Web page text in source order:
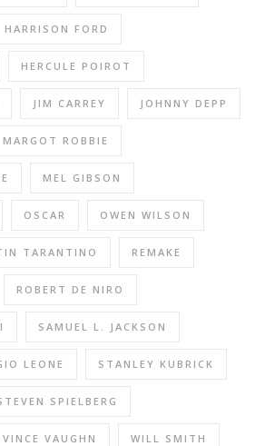
HARRISON FORD
HERCULE POIROT
JIM CARREY JOHNNY DEPP
MARGOT ROBBIE
MEL GIBSON
OSCAR OWEN WILSON
TARANTINO REMAKE
ROBERT DE NIRO
SAMUEL L. JACKSON
LEONE STANLEY KUBRICK
SPIELBERG
VINCE VAUGHN WILL SMITH